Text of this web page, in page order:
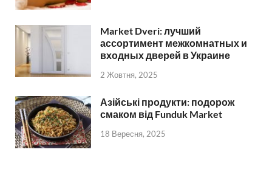
Market Dveri: лучший
ассортимент межкомнатных и
входных дверей в Украине
2 Жовтня, 2025
Азійські продукти: подорож
смаком від Funduk Market
18 Вересня, 2025